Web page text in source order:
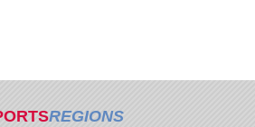
REGIONS